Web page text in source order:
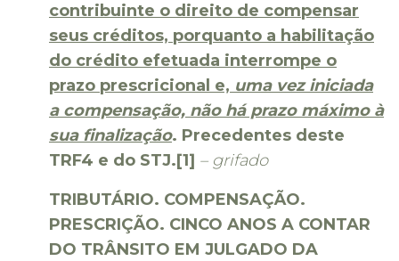
contribuinte o direito de compensar
seus créditos, porquanto a habilitação
do crédito efetuada interrompe o
prazo prescricional e, uma vez iniciada
a compensação, não há prazo máximo à
sua finalização. Precedentes deste
TRF4 e do STJ.[1] – grifado
TRIBUTÁRIO. COMPENSAÇÃO.
PRESCRIÇÃO. CINCO ANOS A CONTAR
DO TRÂNSITO EM JULGADO DA